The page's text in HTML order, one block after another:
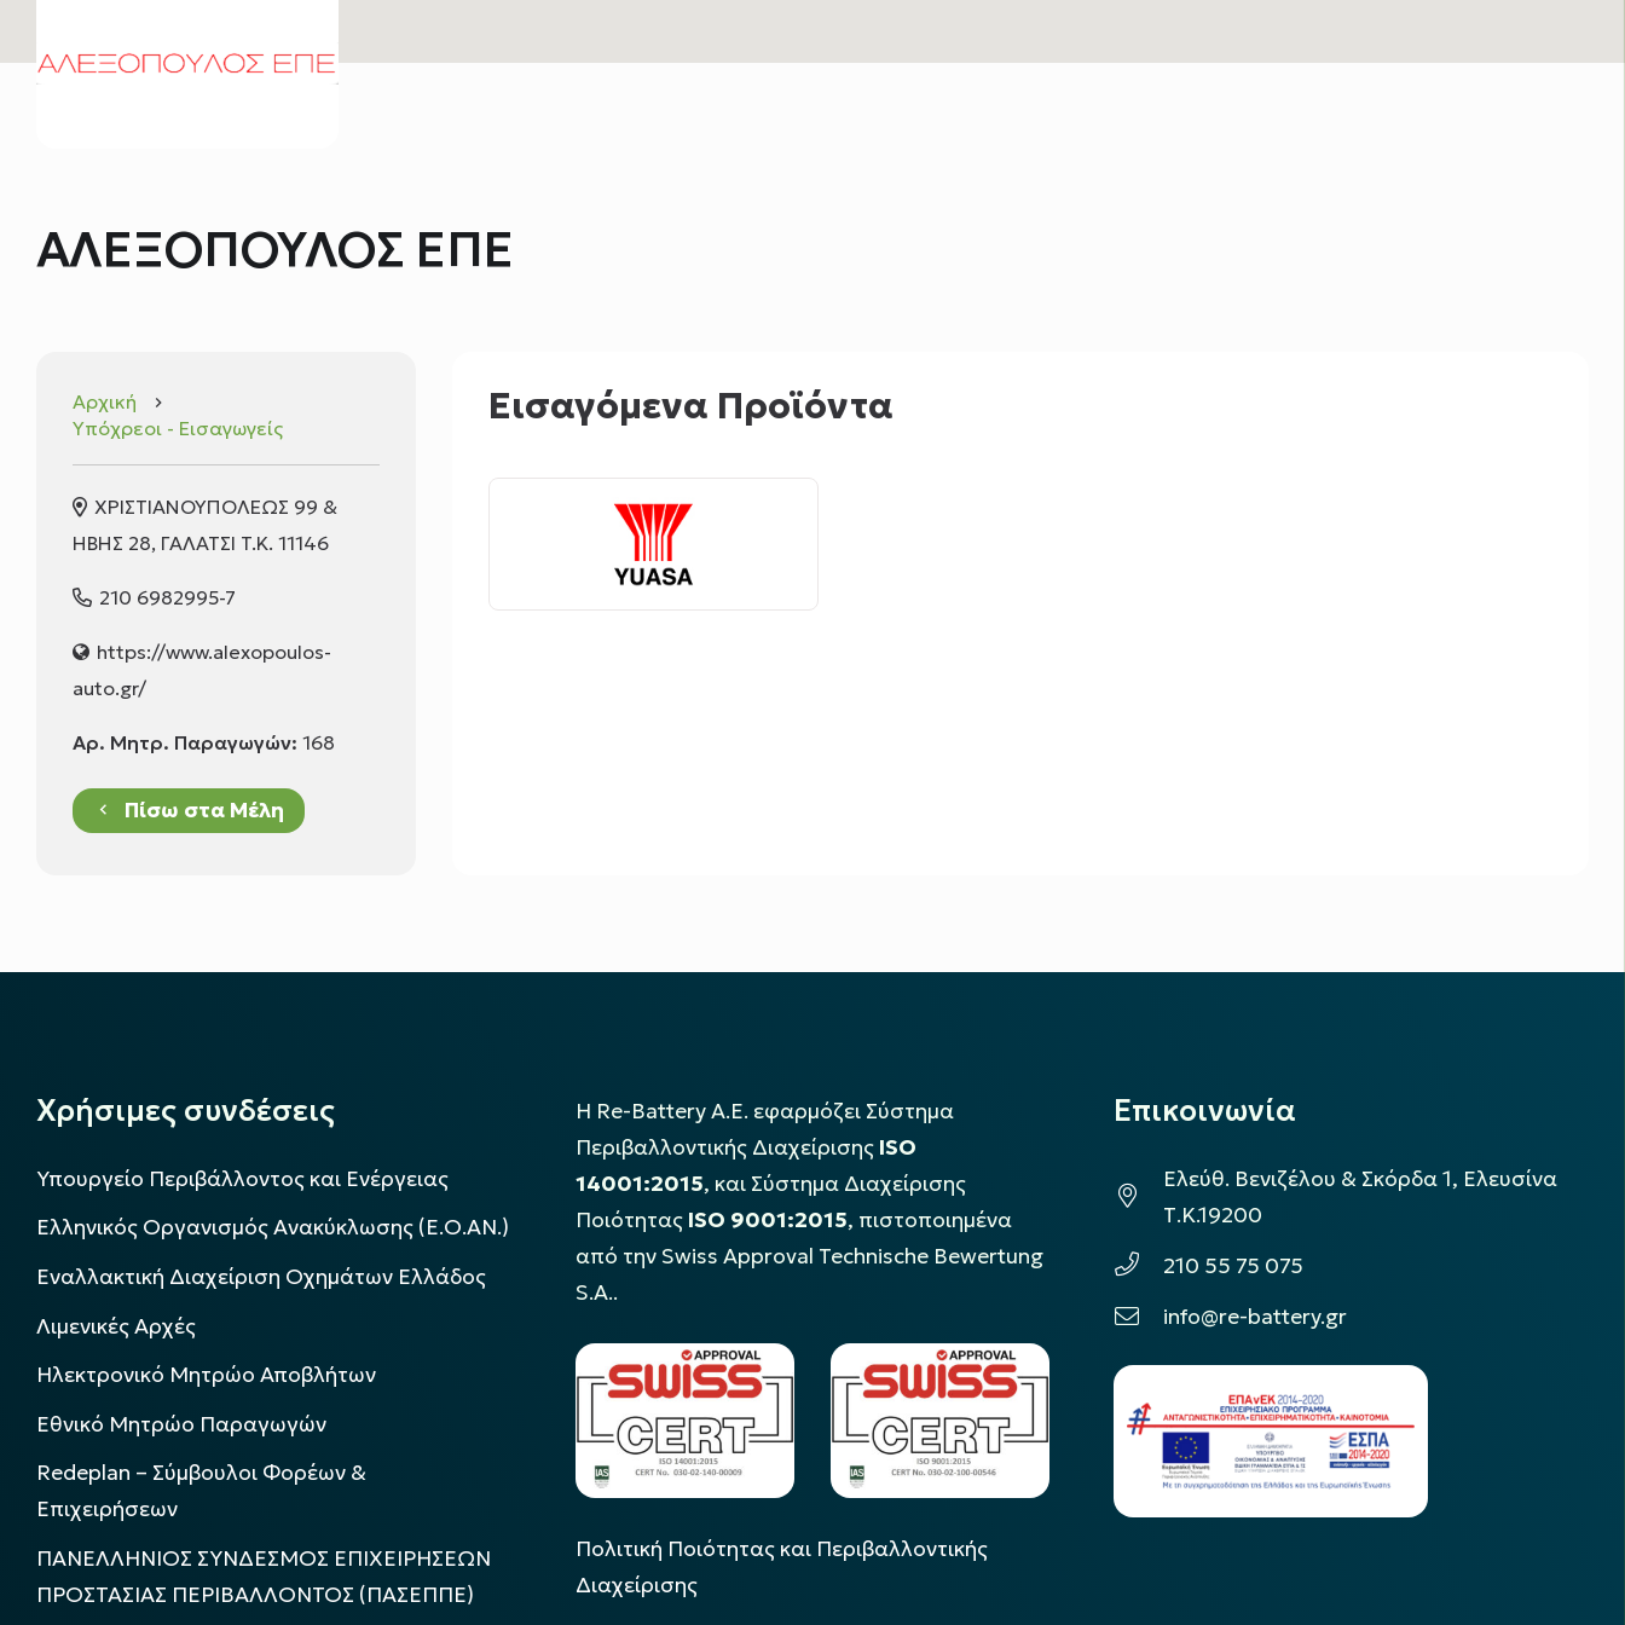
ΑΛΕΞΟΠΟΥΛΟΣ ΕΠΕ
Αρχική keyboard_arrow_right
Υπόχρεοι - Εισαγωγείς
ΧΡΙΣΤΙΑΝΟΥΠΟΛΕΩΣ 99 &
ΗΒΗΣ 28, ΓΑΛΑΤΣΙ T.K. 11146
210 6982995-7
https://www.alexopoulos-
auto.gr/
Αρ. Μητρ. Παραγωγών: 168
keyboard_arrow_left Πίσω στα Μέλη
Εισαγόμενα Προϊόντα
Χρήσιμες συνδέσεις
Υπουργείο Περιβάλλοντος και Ενέργειας
Ελληνικός Οργανισμός Ανακύκλωσης (Ε.Ο.ΑΝ.)
Εναλλακτική Διαχείριση Οχημάτων Ελλάδος
Λιμενικές Αρχές
Ηλεκτρονικό Μητρώο Αποβλήτων
Εθνικό Μητρώο Παραγωγών
Redeplan – Σύμβουλοι Φορέων &
Επιχειρήσεων
ΠΑΝΕΛΛΗΝΙΟΣ ΣΥΝΔΕΣΜΟΣ ΕΠΙΧΕΙΡΗΣΕΩΝ
ΠΡΟΣΤΑΣΙΑΣ ΠΕΡΙΒΑΛΛΟΝΤΟΣ (ΠΑΣΕΠΠΕ)
Η Re-Battery Α.Ε. εφαρμόζει Σύστημα
Περιβαλλοντικής Διαχείρισης ISO
14001:2015, και Σύστημα Διαχείρισης
Ποιότητας ISO 9001:2015, πιστοποιημένα
από την Swiss Approval Technische Bewertung
S.A..
Πολιτική Ποιότητας και Περιβαλλοντικής
Διαχείρισης
Επικοινωνία
Ελεύθ. Βενιζέλου & Σκόρδα 1, Ελευσίνα
Τ.Κ.19200
210 55 75 075
info@re-battery.gr